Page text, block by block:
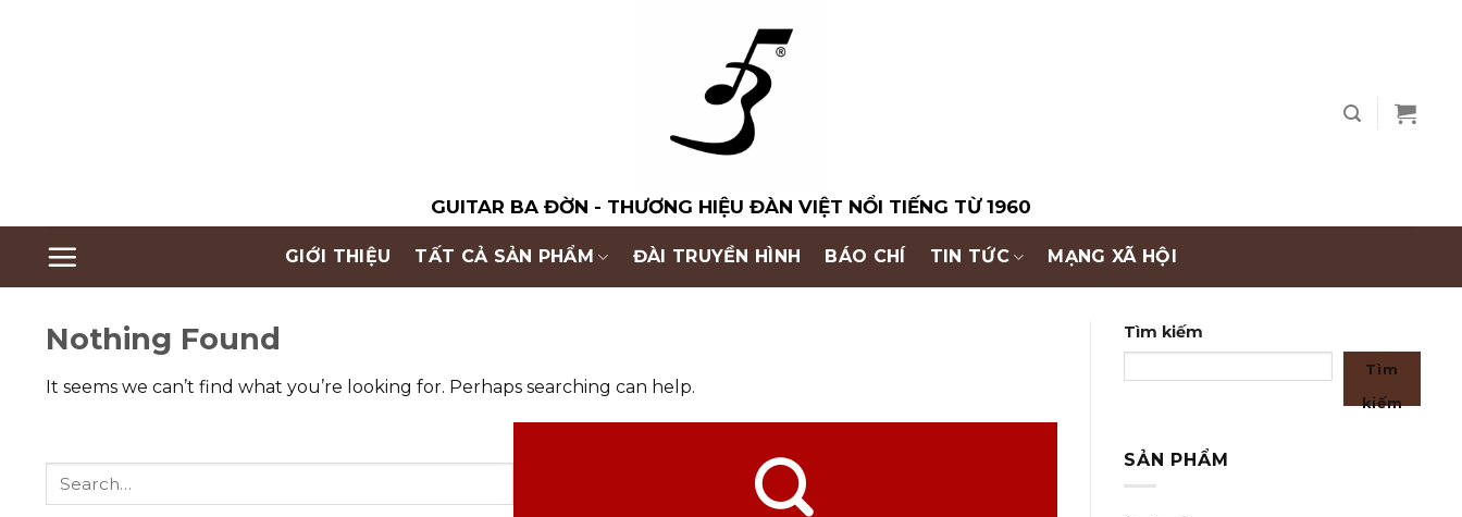
GUITAR BA ĐỜN - THƯƠNG HIỆU ĐÀN VIỆT NỔI TIẾNG TỪ 1960
GIỚI THIỆU TẤT CẢ SẢN PHẨM ĐÀI TRUYỀN HÌNH BÁO CHÍ TIN TỨC MẠNG XÃ HỘI
Nothing Found
It seems we can’t find what you’re looking for. Perhaps searching can help.
Tìm kiếm
Tìm
kiếm
SẢN PHẨM